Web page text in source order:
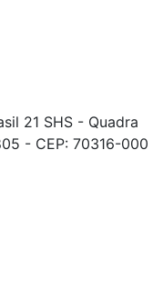
21 SHS - Quadra
- CEP: 70316-000